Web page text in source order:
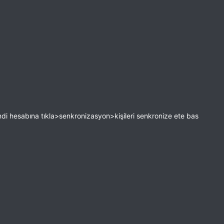
hesabına tıkla>senkronizasyon>kişileri senkronize ete bas